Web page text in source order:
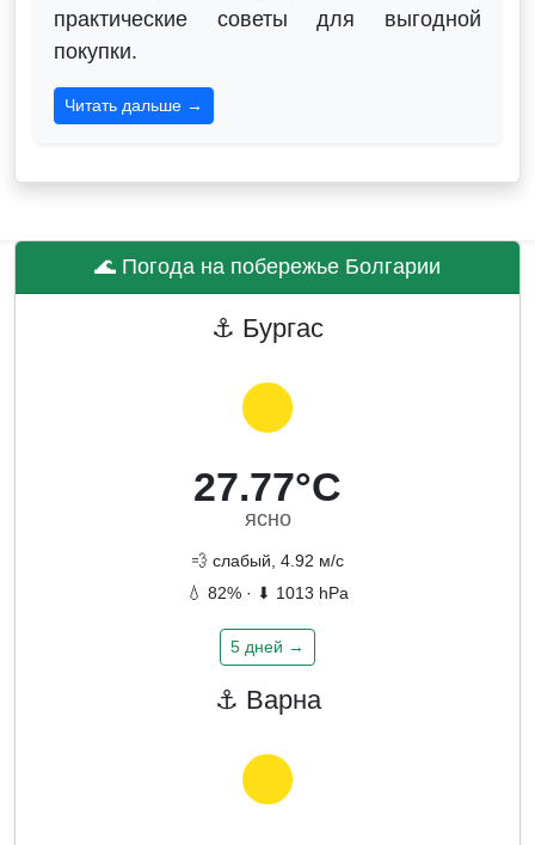
практические советы для выгодной
покупки.
Читать дальше →
🌊 Погода на побережье Болгарии
⚓ Бургас
27.77°C
ясно
💨 слабый, 4.92 м/с
💧 82% · ⬇ 1013 hPa
5 дней →
⚓ Варна